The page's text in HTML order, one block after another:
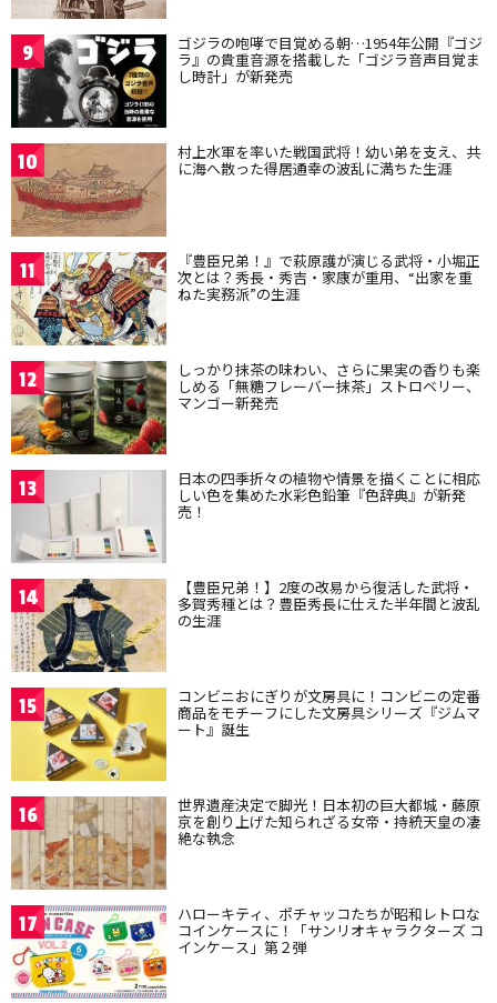
9 ゴジラの咆哮で目覚める朝…1954年公開『ゴジ
ラ』の貴重音源を搭載した「ゴジラ音声目覚ま
し時計」が新発売
10 村上水軍を率いた戦国武将！幼い弟を支え、共
に海へ散った得居通幸の波乱に満ちた生涯
11 『豊臣兄弟！』で萩原護が演じる武将・小堀正
次とは？秀長・秀吉・家康が重用、“出家を重
ねた実務派”の生涯
12 しっかり抹茶の味わい、さらに果実の香りも楽
しめる「無糖フレーバー抹茶」ストロベリー、
マンゴー新発売
13 日本の四季折々の植物や情景を描くことに相応
しい色を集めた水彩色鉛筆『色辞典』が新発
売！
14 【豊臣兄弟！】2度の改易から復活した武将・
多賀秀種とは？豊臣秀長に仕えた半年間と波乱
の生涯
15 コンビニおにぎりが文房具に！コンビニの定番
商品をモチーフにした文房具シリーズ『ジムマ
ート』誕生
16 世界遺産決定で脚光！日本初の巨大都城・藤原
京を創り上げた知られざる女帝・持統天皇の凄
絶な執念
17 ハローキティ、ポチャッコたちが昭和レトロな
コインケースに！「サンリオキャラクターズ コ
インケース」第２弾